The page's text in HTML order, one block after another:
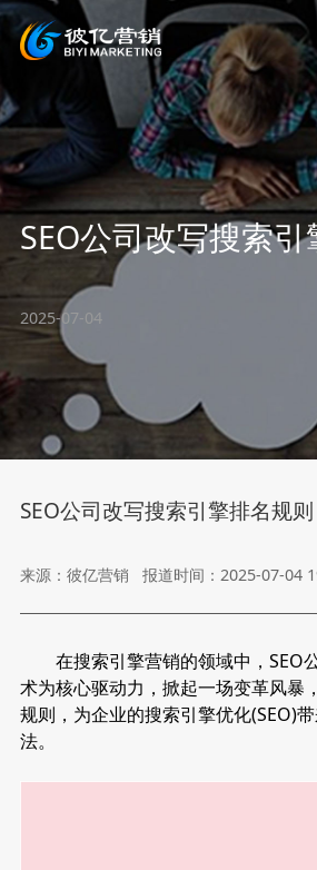
首页
关
服
新
SEO公司改写搜索
2025-07-04
SEO公司改写搜索引擎排名规则
来源：彼亿营销 报道时间：2025-07-04
在搜索引擎营销的领域中，SEO
术为核心驱动力，掀起一场变革风暴
规则，为企业的搜索引擎优化(SEO)
法。